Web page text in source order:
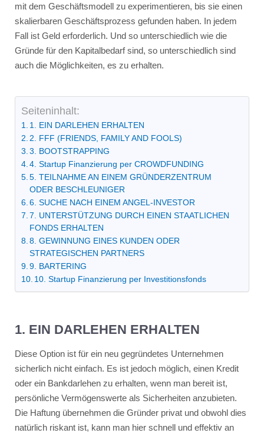
mit dem Geschäftsmodell zu experimentieren, bis sie einen
skalierbaren Geschäftsprozess gefunden haben. In jedem
Fall ist Geld erforderlich. Und so unterschiedlich wie die
Gründe für den Kapitalbedarf sind, so unterschiedlich sind
auch die Möglichkeiten, es zu erhalten.
Seiteninhalt:
1. EIN DARLEHEN ERHALTEN
2. FFF (FRIENDS, FAMILY AND FOOLS)
3. BOOTSTRAPPING
4. Startup Finanzierung per CROWDFUNDING
5. TEILNAHME AN EINEM GRÜNDERZENTRUM
ODER BESCHLEUNIGER
6. SUCHE NACH EINEM ANGEL-INVESTOR
7. UNTERSTÜTZUNG DURCH EINEN STAATLICHEN
FONDS ERHALTEN
8. GEWINNUNG EINES KUNDEN ODER
STRATEGISCHEN PARTNERS
9. BARTERING
10. Startup Finanzierung per Investitionsfonds
1. EIN DARLEHEN ERHALTEN
Diese Option ist für ein neu gegründetes Unternehmen
sicherlich nicht einfach. Es ist jedoch möglich, einen Kredit
oder ein Bankdarlehen zu erhalten, wenn man bereit ist,
persönliche Vermögenswerte als Sicherheiten anzubieten.
Die Haftung übernehmen die Gründer privat und obwohl dies
natürlich riskant ist, kann man hier schnell und effektiv an